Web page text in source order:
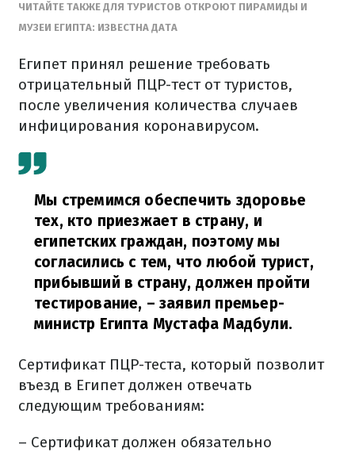
ЧИТАЙТЕ ТАКЖЕ ДЛЯ ТУРИСТОВ ОТКРОЮТ ПИРАМИДЫ И
МУЗЕИ ЕГИПТА: ИЗВЕСТНА ДАТА
Египет принял решение требовать
отрицательный ПЦР-тест от туристов,
после увеличения количества случаев
инфицирования коронавирусом.
Мы стремимся обеспечить здоровье
тех, кто приезжает в страну, и
египетских граждан, поэтому мы
согласились с тем, что любой турист,
прибывший в страну, должен пройти
тестирование, – заявил премьер-
министр Египта Мустафа Мадбули.
Сертификат ПЦР-теста, который позволит
въезд в Египет должен отвечать
следующим требованиям:
– Сертификат должен обязательно